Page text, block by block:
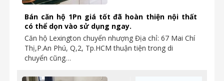
Bán căn hộ 1Pn giá tốt đã hoàn thiện nội thất
có thể dọn vào sử dụng ngay.
Căn hộ Lexington chuyển nhượng Địa chỉ: 67 Mai Chí
Thị,P.An Phú, Q,2, Tp.HCM thuận tiện trong di
chuyển cũng…